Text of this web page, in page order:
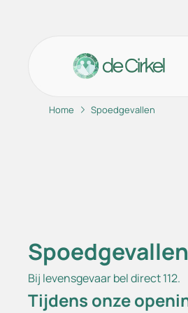
Ga naar de hoofdinhoud
Ga naar de footer
Ga naar de
Home Spoedgevallen
Spoedgevallen
Bij levensgevaar bel direct 112.
Tijdens onze